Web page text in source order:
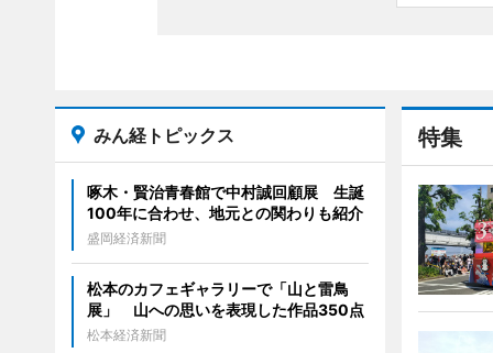
特集
みん経トピックス
啄木・賢治青春館で中村誠回顧展 生誕
100年に合わせ、地元との関わりも紹介
盛岡経済新聞
松本のカフェギャラリーで「山と雷鳥
展」 山への思いを表現した作品350点
松本経済新聞